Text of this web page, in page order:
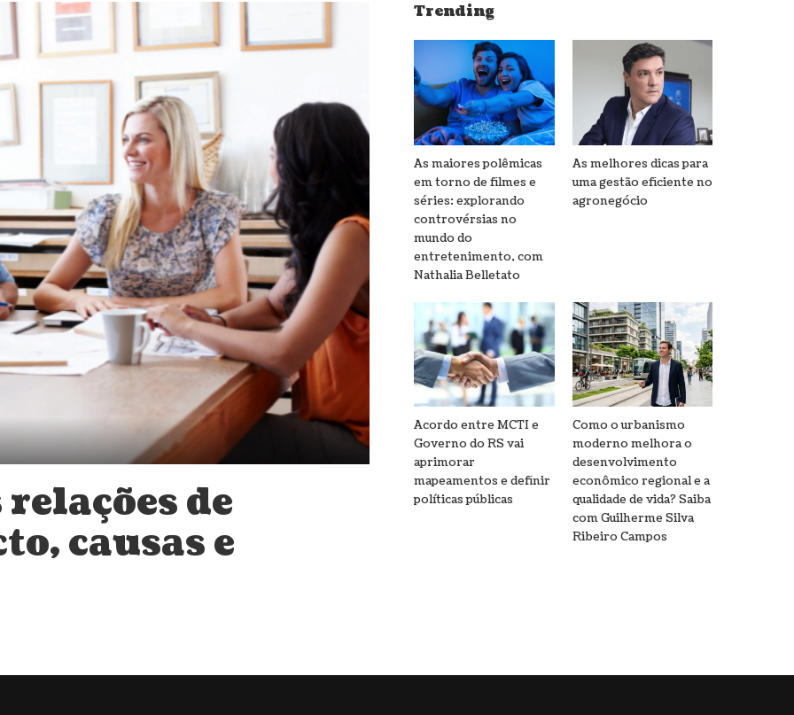
de
causas e
Trending
As maiores polêmicas
em torno de filmes e
séries: explorando
controvérsias no
mundo do
entretenimento, com
Nathalia Belletato
As melhores dicas para
uma gestão eficiente no
agronegócio
Acordo entre MCTI e
Governo do RS vai
aprimorar
mapeamentos e definir
políticas públicas
Como o urbanismo
moderno melhora o
desenvolvimento
econômico regional e a
qualidade de vida? Saiba
com Guilherme Silva
Ribeiro Campos